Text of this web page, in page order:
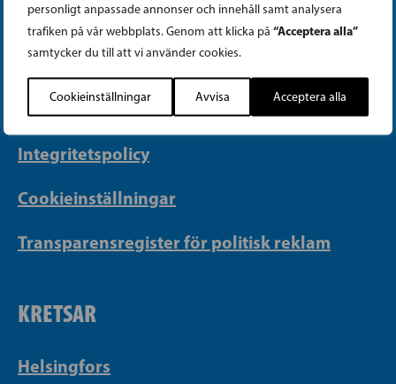
personligt anpassade annonser och innehåll samt analysera
trafiken på vår webbplats. Genom att klicka på “Acceptera alla”
samtycker du till att vi använder cookies.
Cookieinställningar Avvisa Acceptera alla
PB 430, 00101 Helsingfors
Georgsgatan 27, 00100 Helsingfors
info@sfp.fi
Faktureringsuppgifter
Integritetspolicy
Cookieinställningar
Transparensregister för politisk reklam
KRETSAR
Helsingfors